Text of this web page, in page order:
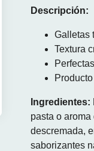
Descripción:
Galletas
Textura
Ingredientes:
pasta o
descremada,
saborizantes